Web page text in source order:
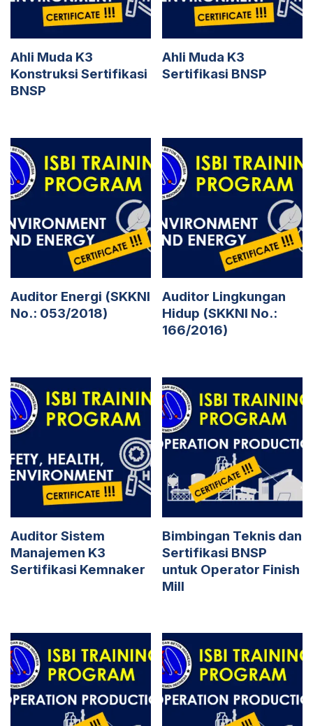
Ahli Muda K3
Konstruksi Sertifikasi
BNSP
Ahli Muda K3
Sertifikasi BNSP
Auditor Energi (SKKNI
No.: 053/2018)
Auditor Lingkungan
Hidup (SKKNI No.:
166/2016)
Auditor Sistem
Manajemen K3
Sertifikasi Kemnaker
Bimbingan Teknis dan
Sertifikasi BNSP
untuk Operator Finish
Mill